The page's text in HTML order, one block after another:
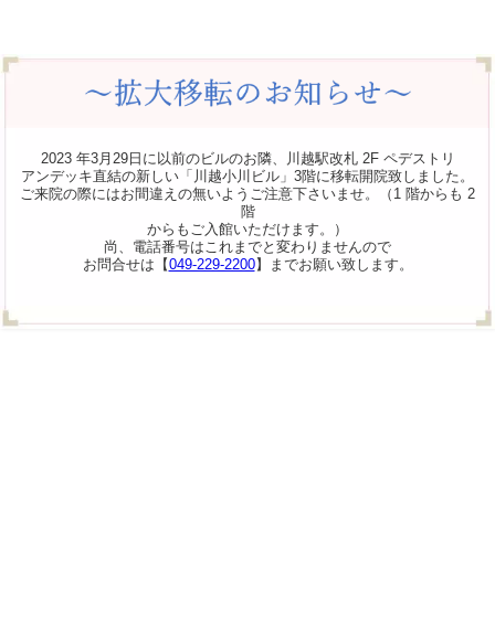
2023 年3月29日に以前のビルのお隣、川越駅改札 2F ペデストリ
アンデッキ直結の新しい「川越小川ビル」3階に移転開院致しました。
ご来院の際にはお間違えの無いようご注意下さいませ。（1 階からも 2
階
からもご入館いただけます。）
尚、電話番号はこれまでと変わりませんので
お問合せは【049-229-2200】までお願い致します。